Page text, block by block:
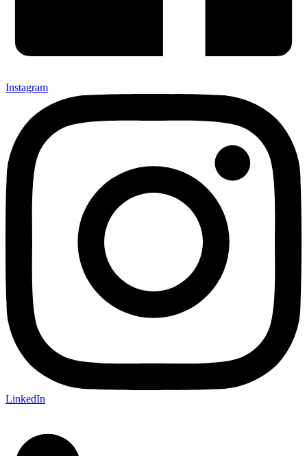
Instagram
LinkedIn